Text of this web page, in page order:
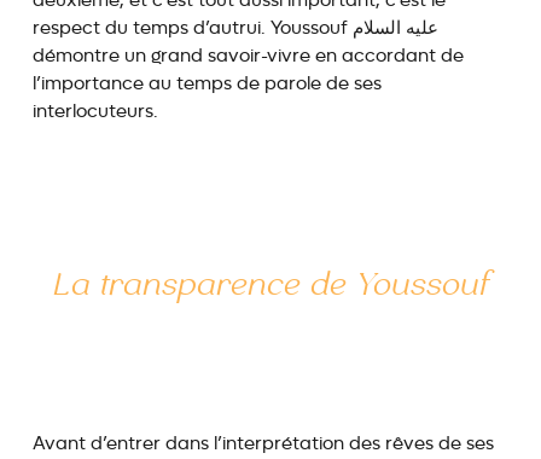
respect du temps d’autrui. Youssouf عليه السلام
démontre un grand savoir-vivre en accordant de
l’importance au temps de parole de ses
interlocuteurs.
La transparence de Youssouf
Avant d’entrer dans l’interprétation des rêves de ses